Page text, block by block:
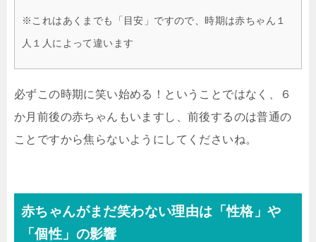
※これはあくまでも「目安」ですので、時期は赤ちゃん１
人１人によって違います
必ずこの時期に笑い始める！ということではなく、６
か月前後の赤ちゃんもいますし、前後するのは普通の
ことですから焦らないようにしてくださいね。
赤ちゃんがまだ笑わない理由は「性格」や
「個性」の影響